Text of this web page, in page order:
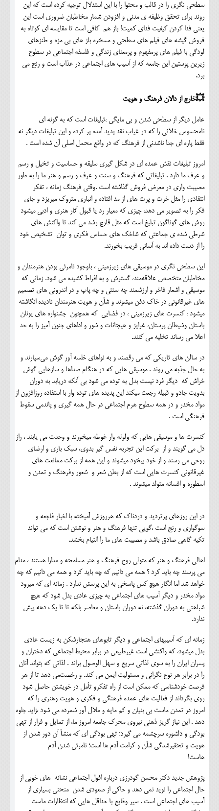
سطحی نگری را در قالب و محتوا را با این استدلال توجیه کرده است که این
روند برای تحقق وظیفه ی مدنی و افزودن شمار مخاطبان ضروری است این
یعنی فدا کردن کیفیت فدای کمیت! باز هم کافی است تا مقایسه ای کوتاه به
فروش گیشه های فیلم های سطحی و مسخره باز های بی مزه و طنزهای
لودگی با فیلم های پرمفهوم و پرمعنای زندگی و فلسفه اجتماعی در سطوح
زیرین پوستین این جامعه که از آسیب های اجتماعی در عذاب است و رنج می
برد.
💥خارج از دالان فرهنگ و هویت
عامل دیگر از سطحی شدن و بی مایگی ،تبلیغات است که به گونه ای
نامحسوس خلائی را که در غیاب نقد پدید آمده پر کرده و این تبلیغات دیگر نه
فقط پاره ای جدا ناشدنی از فرهنگ که در واقع محمل اصلی آن شده است .
امروز تبلیغات نقش عمده ای در شکل گیری سلیقه و حساسیت و تخیل و رسم
و عرف ما دارد . تبلیغاتی که فرهنگ و سنت و عرف و رسم و هنر ما را به طور
مصیبت واری در معرض فروش گذاشته است .وقتی فرهنگ زمانه ، تفکر
انتقادی را مثل خرت و پرت های از مد افتاده و انباری متروک میریزد و جای
فکر را به تصویر می دهد، چیزی که معیار رد یا قبول آثار هنری و ادبی میشود
روش های گوناگون تبلیغ است که مثل قارچ رشد می کند تا واکنش های
شرطی شده ی جماعتی که شاخک های حساس فکری و توان تشخیص خود
را از دست داده اند به آسانی فریب بخورند.
این سطحی نگری در موسیقی های زیرزمینی ، باوجود نامرئی بودن هنرمندان و
مخاطبان متخصص علاقه‌مند، گسترش و به افراط کشیده می شود. زمانی که
موسیقی و اشعار فاخر و ارزشمند چه سنتی و چه پاپ و در اندرونی های تصمیم
های غیرقانونی در خاک دفن میشوند و شأن و هویت هنرمندان نادیده انگاشته
میشود ، کنسرت های زیرزمینی ، در فضایی که همچون جشنواره های یونان
باستان وشیطان پرستان، غرایز و هیجانات و شور و اداهای جنون آمیز را به حد
اعلا می رساند تخلیه می کنند.
در سالن های تاریکی که می رقصند و به نواهای خلسه آور گوش می‌سپارند و
به حال جذبه می روند . موسیقی هایی که در هنگام صداها و سازهایی گوش
خراش که دیگر فرد نیست بدل به توده می شود بی آنکه دریابد به دوران
بدویت جادو و قبیله رجعت میکند این پدیده های توده وار با استفاده روزافزون از
مواد مخدر و در همه سطوح هرم اجتماعی در حال همه گیری و پاندمی سقوط
فرهنگی است .
کنسرت ها و موسیقی هایی که ولوله وار غوطه میخورند و وحدت می یابند ، راز
دل می گویند و از برکت این تجربه نفس گیر بدوی، سبک باری و ارضای
روحی می رسند و از خود بیخود میشوند و این همه از برکت ممانعت های
غیرقانونی کنسرت هایی است که از بطن شعر و شعور وفرهنگ و تمدن و
اسطوره و افسانه متولد میشوند .
در این روزهای پرتردید و دردناک که هرروزش آمیخته با اخبار فاجعه و
سوگواری و رنج است ،گویی تنها فرهنگ و هنر و نوشتن است که می تواند
تکیه گاهی صادق باشد و مصیبت های ما را التیام بخشد.
اهالی فرهنگ و هنر که متولی روح فرهنگ و هنر مسامحه و مدارا هستند ، مدام
می پرسند چه باید کرد ؟ همه می دانیم که چه باید کرد و همه می دانیم که چه
خواهد شد اما انگار هیچ کس پاسخی به این پرسش ندارد . زمانه ای که میرود
مواد مخدر و دیگر آسیب های اجتماعی به چیزی عادی بدل شود که هیچ
شباهتی به دوران گذشته، نه دوران باستان و معاصر بلکه تا تا یک دهه پیش
ندارد.
زمانه ای که آسیبهای اجتماعی و دیگر تابوهای هنجارشکن به زیست عادی
بدل میشود، که واکنشی است غیرطبیعی در برابر محیط اجتماعی که دختران و
پسران ایران را به سوی لذاتی سریع و سهل الوصول براند . لذاتی که بتواند آنان
را در برابر هر نوع نگرانی و مسئولیت ایمن می کند. و رخصت‌می دهد تا از هر
فرصت خودشناسی که ممکن است از راه تفکرو تأمل در خویشتن حاصل شود
روی بگرداند از فعالیت های عمده فرهنگی و فکری و هویت وهنری را که
امروز در تمدن ماست بی بنیان و کم مایه و ملال آور شمرده می شود ،زاید جلوه
دهد . این نیاز گریز ذهنی نیروی محرک جامعه امروز ما، از تمایل و فرار از تهی
بودگی و دلشوره سرچشمه می گیرد؛ تهی بودگی ای که منشأ آن دور شدن از
هویت و تحقیرشدگی شأن و کرامت آدم ها است؛ نامرئی شدن آدم
هاست!
پژوهش جدید دکتر محسن گودرزی درباره افول اجتماعی نشانه های خوبی از
حال اجتماعی را نوید نمی دهد و حاکی از صعودی شدن منحنی بسیاری از
آسیب های اجتماعی است . سیر وقایع با حداقل هایی که انتظارات ماست